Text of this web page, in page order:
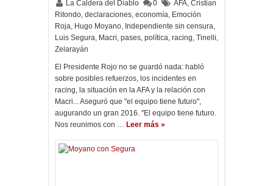
La Caldera del Diablo 0 AFA, Cristian
Ritondo, declaraciones, economía, Emoción
Roja, Hugo Moyano, Independiente sin censura,
Luis Segura, Macri, pases, política, racing, Tinelli,
Zelarayán
El Presidente Rojo no se guardó nada: habló
sobre posibles refuerzos, los incidentes en
racing, la situación en la AFA y la relación con
Macri... Aseguró que "el equipo tiene futuro",
augurando un gran 2016. "El equipo tiene futuro.
Nos reunimos con … Leer más »